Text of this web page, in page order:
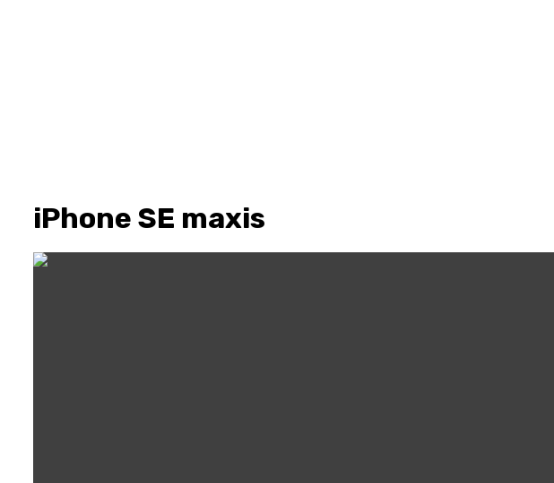
iPhone SE maxis